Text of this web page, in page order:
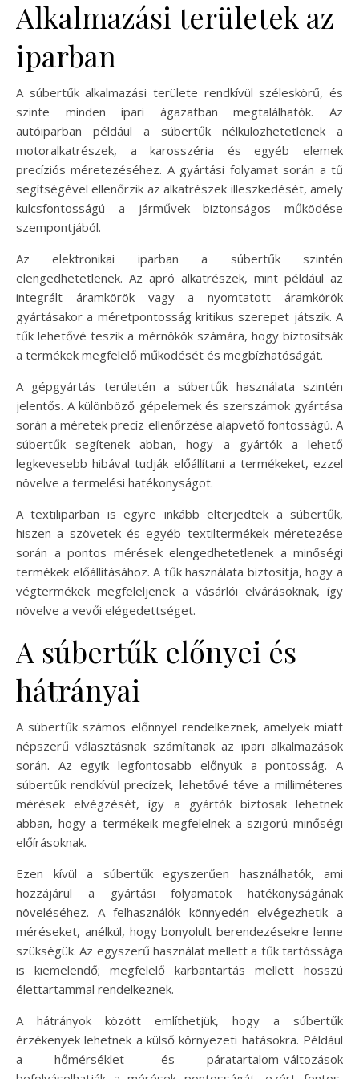
Alkalmazási területek az
iparban
A súbertűk alkalmazási területe rendkívül széleskörű, és
szinte minden ipari ágazatban megtalálhatók. Az
autóiparban például a súbertűk nélkülözhetetlenek a
motoralkatrészek, a karosszéria és egyéb elemek
precíziós méretezéséhez. A gyártási folyamat során a tű
segítségével ellenőrzik az alkatrészek illeszkedését, amely
kulcsfontosságú a járművek biztonságos működése
szempontjából.
Az elektronikai iparban a súbertűk szintén
elengedhetetlenek. Az apró alkatrészek, mint például az
integrált áramkörök vagy a nyomtatott áramkörök
gyártásakor a méretpontosság kritikus szerepet játszik. A
tűk lehetővé teszik a mérnökök számára, hogy biztosítsák
a termékek megfelelő működését és megbízhatóságát.
A gépgyártás területén a súbertűk használata szintén
jelentős. A különböző gépelemek és szerszámok gyártása
során a méretek precíz ellenőrzése alapvető fontosságú. A
súbertűk segítenek abban, hogy a gyártók a lehető
legkevesebb hibával tudják előállítani a termékeket, ezzel
növelve a termelési hatékonyságot.
A textiliparban is egyre inkább elterjedtek a súbertűk,
hiszen a szövetek és egyéb textiltermékek méretezése
során a pontos mérések elengedhetetlenek a minőségi
termékek előállításához. A tűk használata biztosítja, hogy a
végtermékek megfeleljenek a vásárlói elvárásoknak, így
növelve a vevői elégedettséget.
A súbertűk előnyei és
hátrányai
A súbertűk számos előnnyel rendelkeznek, amelyek miatt
népszerű választásnak számítanak az ipari alkalmazások
során. Az egyik legfontosabb előnyük a pontosság. A
súbertűk rendkívül precízek, lehetővé téve a milliméteres
mérések elvégzését, így a gyártók biztosak lehetnek
abban, hogy a termékeik megfelelnek a szigorú minőségi
előírásoknak.
Ezen kívül a súbertűk egyszerűen használhatók, ami
hozzájárul a gyártási folyamatok hatékonyságának
növeléséhez. A felhasználók könnyedén elvégezhetik a
méréseket, anélkül, hogy bonyolult berendezésekre lenne
szükségük. Az egyszerű használat mellett a tűk tartóssága
is kiemelendő; megfelelő karbantartás mellett hosszú
élettartammal rendelkeznek.
A hátrányok között említhetjük, hogy a súbertűk
érzékenyek lehetnek a külső környezeti hatásokra. Például
a hőmérséklet- és páratartalom-változások